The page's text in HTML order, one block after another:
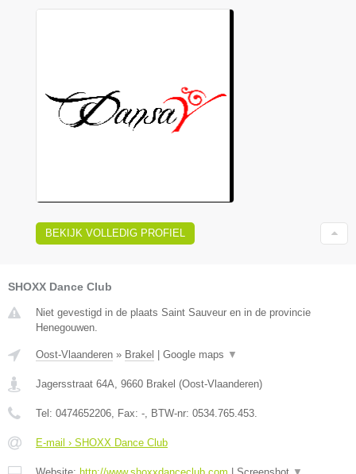
BEKIJK VOLLEDIG PROFIEL
SHOXX Dance Club
Niet gevestigd in de plaats Saint Sauveur en in de provincie
Henegouwen.
Oost-Vlaanderen » Brakel | Google maps ▼
Jagersstraat 64A 9660 Brakel (Oost-Vlaanderen)
Tel: 0474652206 , Fax: - , BTW-nr: 0534.765.453.
E-mail › SHOXX Dance Club